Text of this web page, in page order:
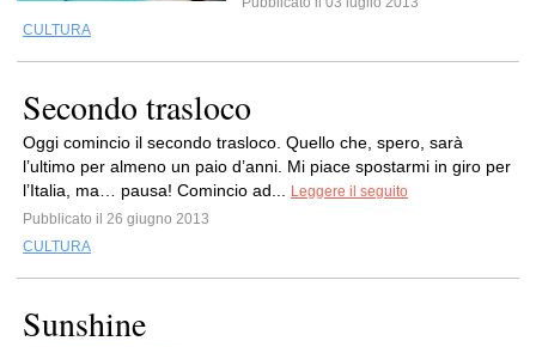
CULTURA
Secondo trasloco
Oggi comincio il secondo trasloco. Quello che, spero, sarà
l’ultimo per almeno un paio d’anni. Mi piace spostarmi in giro per
l’Italia, ma… pausa! Comincio ad...
Leggere il seguito
Pubblicato il 26 giugno 2013
CULTURA
Sunshine